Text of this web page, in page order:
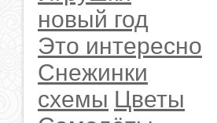
новый год
Это интересно
Снежинки
схемы Цветы